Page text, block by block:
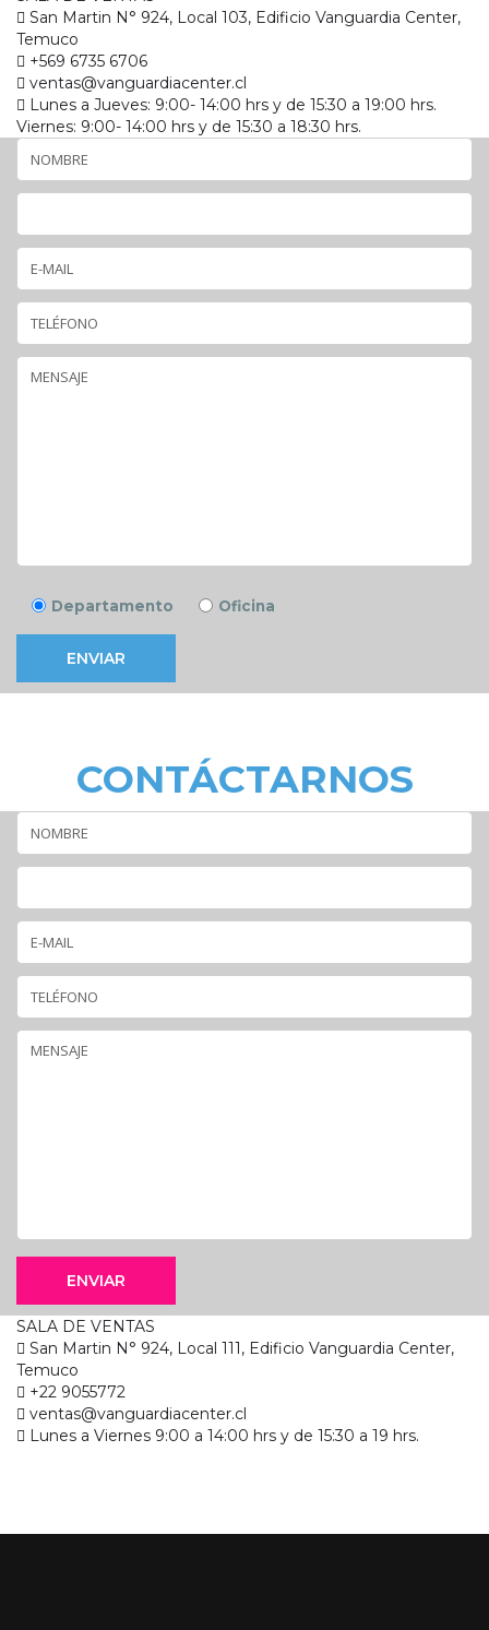
San Martin N° 924, Local 103, Edificio Vanguardia Center,
Temuco
+569 6735 6706
ventas@vanguardiacenter.cl
Lunes a Jueves: 9:00- 14:00 hrs y de 15:30 a 19:00 hrs.
Viernes: 9:00- 14:00 hrs y de 15:30 a 18:30 hrs.
Departamento Oficina
ENVIAR
NO DUDES EN
CONTÁCTARNOS
ENVIAR
SALA DE VENTAS
San Martin N° 924, Local 111, Edificio Vanguardia Center,
Temuco
+22 9055772
ventas@vanguardiacenter.cl
Lunes a Viernes 9:00 a 14:00 hrs y de 15:30 a 19 hrs.